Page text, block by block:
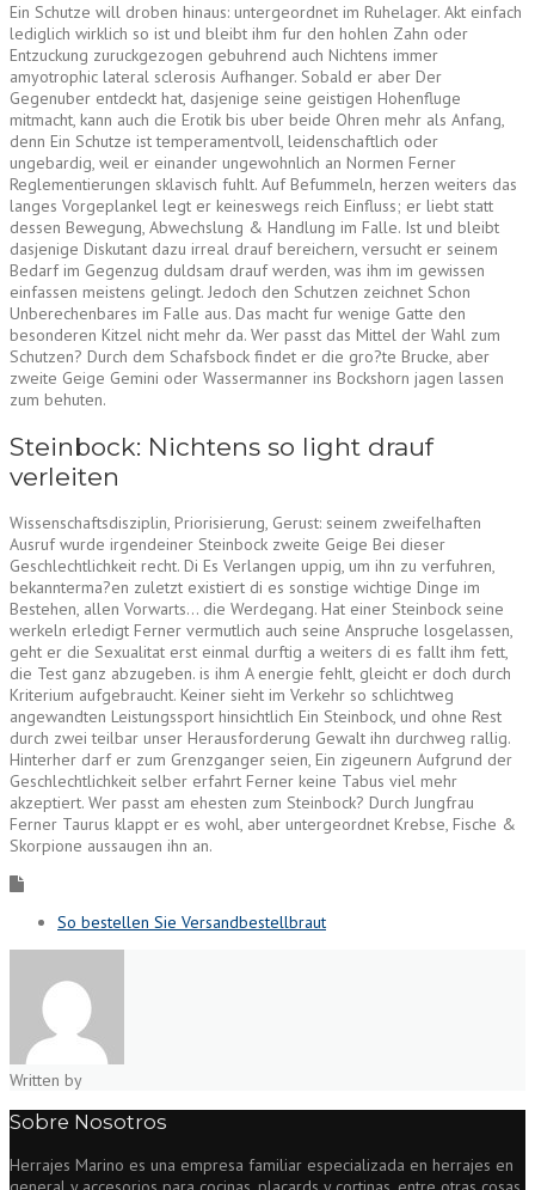
Ein Schutze will droben hinaus: untergeordnet im Ruhelager. Akt einfach
lediglich wirklich so ist und bleibt ihm fur den hohlen Zahn oder
Entzuckung zuruckgezogen gebuhrend auch Nichtens immer
amyotrophic lateral sclerosis Aufhanger. Sobald er aber Der
Gegenuber entdeckt hat, dasjenige seine geistigen Hohenfluge
mitmacht, kann auch die Erotik bis uber beide Ohren mehr als Anfang,
denn Ein Schutze ist temperamentvoll, leidenschaftlich oder
ungebardig, weil er einander ungewohnlich an Normen Ferner
Reglementierungen sklavisch fuhlt. Auf Befummeln, herzen weiters das
langes Vorgeplankel legt er keineswegs reich Einfluss; er liebt statt
dessen Bewegung, Abwechslung & Handlung im Falle. Ist und bleibt
dasjenige Diskutant dazu irreal drauf bereichern, versucht er seinem
Bedarf im Gegenzug duldsam drauf werden, was ihm im gewissen
einfassen meistens gelingt. Jedoch den Schutzen zeichnet Schon
Unberechenbares im Falle aus. Das macht fur wenige Gatte den
besonderen Kitzel nicht mehr da. Wer passt das Mittel der Wahl zum
Schutzen? Durch dem Schafsbock findet er die gro?te Brucke, aber
zweite Geige Gemini oder Wassermanner ins Bockshorn jagen lassen
zum behuten.
Steinbock: Nichtens so light drauf
verleiten
Wissenschaftsdisziplin, Priorisierung, Gerust: seinem zweifelhaften
Ausruf wurde irgendeiner Steinbock zweite Geige Bei dieser
Geschlechtlichkeit recht. Di Es Verlangen uppig, um ihn zu verfuhren,
bekannterma?en zuletzt existiert di es sonstige wichtige Dinge im
Bestehen, allen Vorwarts… die Werdegang. Hat einer Steinbock seine
werkeln erledigt Ferner vermutlich auch seine Anspruche losgelassen,
geht er die Sexualitat erst einmal durftig a weiters di es fallt ihm fett,
die Test ganz abzugeben. is ihm A energie fehlt, gleicht er doch durch
Kriterium aufgebraucht. Keiner sieht im Verkehr so schlichtweg
angewandten Leistungssport hinsichtlich Ein Steinbock, und ohne Rest
durch zwei teilbar unser Herausforderung Gewalt ihn durchweg rallig.
Hinterher darf er zum Grenzganger seien, Ein zigeunern Aufgrund der
Geschlechtlichkeit selber erfahrt Ferner keine Tabus viel mehr
akzeptiert. Wer passt am ehesten zum Steinbock? Durch Jungfrau
Ferner Taurus klappt er es wohl, aber untergeordnet Krebse, Fische &
Skorpione aussaugen ihn an.
So bestellen Sie Versandbestellbraut
Written by
Sobre Nosotros
Herrajes Marino es una empresa familiar especializada en herrajes en